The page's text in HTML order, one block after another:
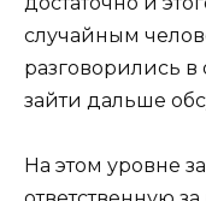
случайным
разговорились
зайти дальше
На этом уровне